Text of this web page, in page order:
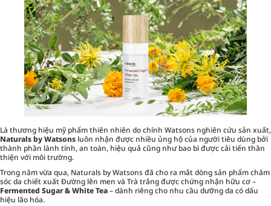
Là thương hiệu mỹ phẩm thiên nhiên do chính Watsons nghiên cứu sản xuất,
Naturals by Watsons luôn nhận được nhiều ủng hộ của người tiêu dùng bởi
thành phần lành tính, an toàn, hiệu quả cũng như bao bì được cải tiến thân
thiện với môi trường.
Trong năm vừa qua, Naturals by Watsons đã cho ra mắt dòng sản phẩm chăm
sóc da chiết xuất Đường lên men và Trà trắng được chứng nhận hữu cơ –
Fermented Sugar & White Tea– dành riêng cho nhu cầu dưỡng da có dấu
hiệu lão hóa.